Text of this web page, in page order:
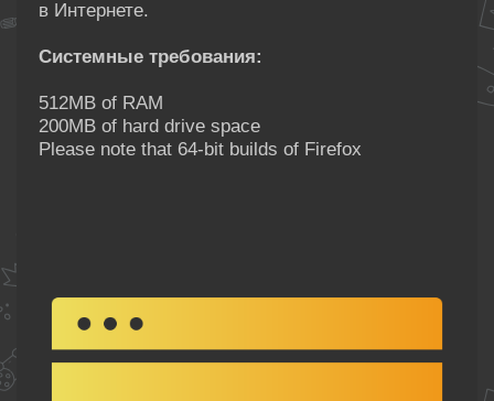
в Интернете.
Системные требования:
512MB of RAM
200MB of hard drive space
Please note that 64-bit builds of Firefox